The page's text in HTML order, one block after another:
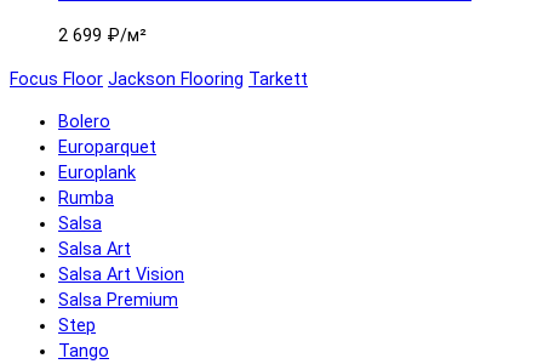
2 699 ₽/м²
Focus Floor Jackson Flooring Tarkett
Bolero
Europarquet
Europlank
Rumba
Salsa
Salsa Art
Salsa Art Vision
Salsa Premium
Step
Tango